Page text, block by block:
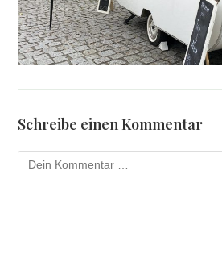
Schreibe einen Kommentar
Kommentar